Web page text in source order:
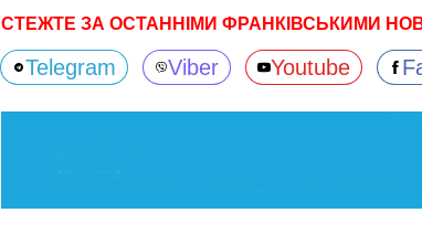
СТЕЖТЕ ЗА ОСТАННІМИ ФРАНКІВСЬКИМИ
Telegram Viber Youtube